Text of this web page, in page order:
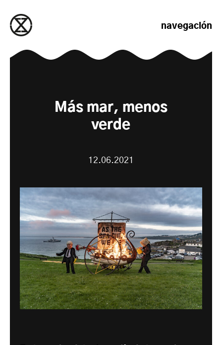
navegación
Más mar, menos
verde
12.06.2021